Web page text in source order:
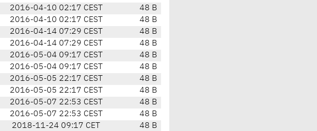
2016-04-10 02:17 CEST
48 B
2016-04-10 02:17 CEST
48 B
2016-04-14 07:29 CEST
48 B
2016-04-14 07:29 CEST
48 B
2016-05-04 09:17 CEST
48 B
2016-05-04 09:17 CEST
48 B
2016-05-05 22:17 CEST
48 B
2016-05-05 22:17 CEST
48 B
2016-05-07 22:53 CEST
48 B
2016-05-07 22:53 CEST
48 B
2018-11-24 09:17 CET
48 B